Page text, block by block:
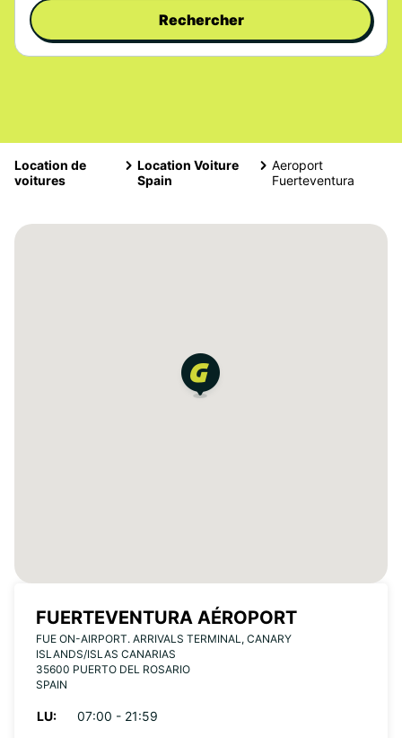
Rechercher
Location de
voitures
Location Voiture
Spain
Aeroport
Fuerteventura
FUERTEVENTURA AÉROPORT
FUE ON-AIRPORT. ARRIVALS TERMINAL, CANARY
ISLANDS/ISLAS CANARIAS
35600 PUERTO DEL ROSARIO
SPAIN
LU:
07:00 - 21:59